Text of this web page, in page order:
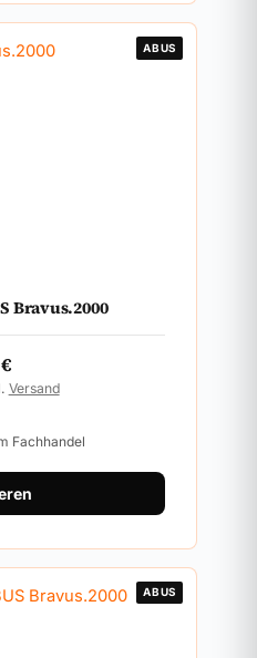
ABUS
Bravus.2000
€
Versand
Fachhandel
ABUS